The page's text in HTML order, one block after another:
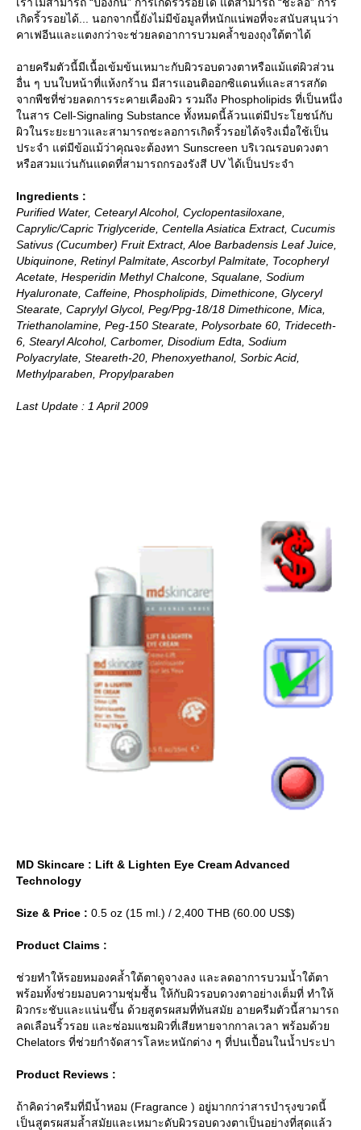
เกิดริ้วรอยได้... นอกจากนี้ยังไม่มีข้อมูลที่หนักแน่พอที่จะสนับสนุนว่า
คาเฟอีนและแตงกว่าจะช่วยลดอาการบวมคล้ำของถุงใต้ตาได้
อายครีมตัวนี้มีเนื้อเข้มข้นเหมาะกับผิวรอบดวงตาหรือแม้แต่ผิวส่วน
อื่น ๆ บนใบหน้าที่แห้งกร้าน มีสารแอนติออกซิแดนท์และสารสกัด
จากพืชที่ช่วยลดการระคายเคืองผิว รวมถึง Phospholipids ที่เป็นหนึ่ง
นสาร Cell-Signaling Substance ทั้งหมดนี้ล้วนแต่มีประโยชน์กับ
ผิวในระยะยาวและสามารถชะลอการเกิดริ้วรอยได้จริงเมื่อใช้เป็น
ประจำ แต่มีข้อแม้ว่าคุณจะต้องทา Sunscreen บริเวณรอบดวงตา
หรือสวมแว่นกันแดดที่สามารถกรองรังสี UV ได้เป็นประจำ
Ingredients :
Purified Water, Cetearyl Alcohol, Cyclopentasiloxane,
Caprylic/Capric Triglyceride, Centella Asiatica Extract, Cucumis
Sativus (Cucumber) Fruit Extract, Aloe Barbadensis Leaf Juice,
Ubiquinone, Retinyl Palmitate, Ascorbyl Palmitate, Tocopheryl
Acetate, Hesperidin Methyl Chalcone, Squalane, Sodium
Hyaluronate, Caffeine, Phospholipids, Dimethicone, Glyceryl
Stearate, Caprylyl Glycol, Peg/Ppg-18/18 Dimethicone, Mica,
Triethanolamine, Peg-150 Stearate, Polysorbate 60, Trideceth-
6, Stearyl Alcohol, Carbomer, Disodium Edta, Sodium
Polyacrylate, Steareth-20, Phenoxyethanol, Sorbic Acid,
Methylparaben, Propylparaben
Last Update : 1 April 2009
MD Skincare : Lift & Lighten Eye Cream Advanced
Technology
Size & Price : 0.5 oz (15 ml.) / 2,400 THB (60.00 US$)
Product Claims :
ช่วยทำให้รอยหมองคล้ำใต้ตาดูจางลง และลดอาการบวมน้ำใต้ตา
พร้อมทั้งช่วยมอบความชุ่มชื้น ให้กับผิวรอบดวงตาอย่างเต็มที่ ทำให้
ผิวกระชับและแน่นขึ้น ด้วยสูตรผสมที่ทันสมัย อายครีมตัวนี้สามารถ
ลดเลือนริ้วรอย และซ่อมแซมผิวที่เสียหายจากกาลเวลา พร้อมด้ว
Chelators ที่ช่วยกำจัดสารโลหะหนักต่าง ๆ ที่ปนเปื้อนในน้ำประปา
Product Reviews :
ถ้าคิดว่าครีมที่มีน้ำหอม (Fragrance ) อยู่มากกว่าสารบำรุงขวดนี้
เป็นสูตรผสมล้ำสมัยและเหมาะดับผิวรอบดวงตาเป็นอย่างที่สุดแล้ว